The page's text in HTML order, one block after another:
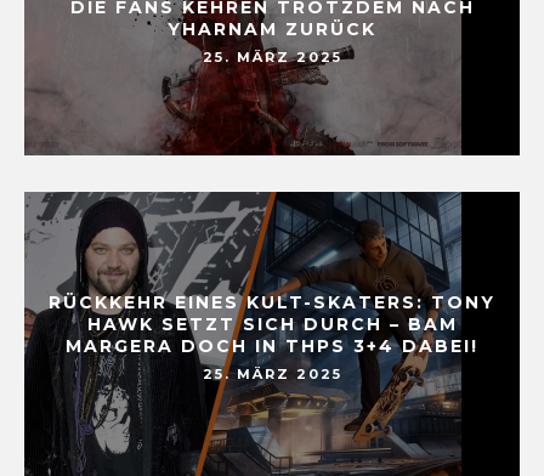
DIE FANS KEHREN TROTZDEM NACH
YHARNAM ZURÜCK
25. MÄRZ 2025
RÜCKKEHR EINES KULT-SKATERS: TONY
HAWK SETZT SICH DURCH – BAM
MARGERA DOCH IN THPS 3+4 DABEI!
25. MÄRZ 2025